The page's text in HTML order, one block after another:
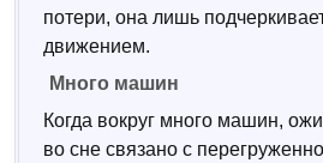
потери, она лишь
движением.
Много машин
Когда вокруг много машин,
во сне связано с